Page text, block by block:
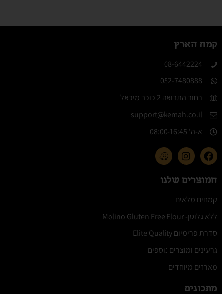
קמח הארץ
08-6442224​
052-7480888
רחוב התבואה 2 כוכב מיכאל
support@kemah.co.il
א-ה' 08:00-16:45​
המוצרים שלנו
קמחים מלאים
ללא גלוטן- Molino Gluten Free Flour
סדרת פרימיום Elite Quality
גרעינים ומוצרים נוספים
מארזים מיוחדים
מתכונים